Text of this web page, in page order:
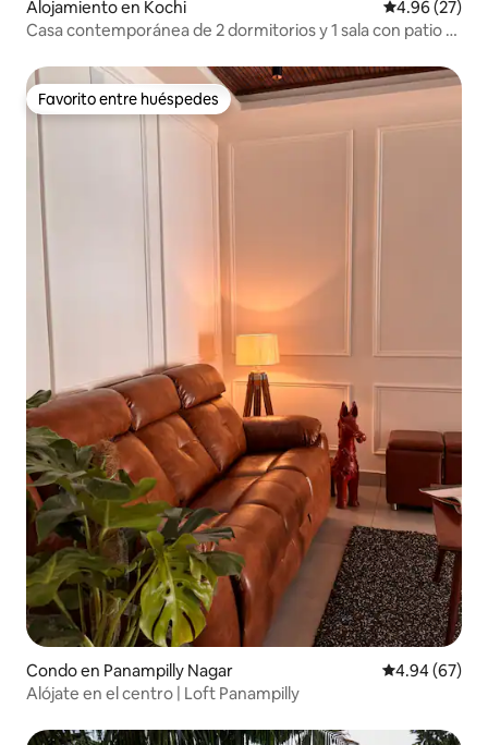
Alojamiento en Kochi Calificación
4.96 (27)
Casa contemporánea de 2 dormitorios y 1 sala con patio y
Favorito entre huéspedes
Favorito entre huéspedes
Condo en Panampilly Nagar Calificación
4.94 (67)
Alójate en el centro | Loft Panampilly